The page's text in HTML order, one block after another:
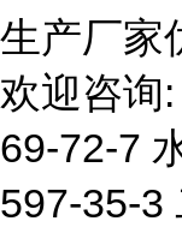
生产厂家
欢迎咨询:
69-72-7
597-35-3